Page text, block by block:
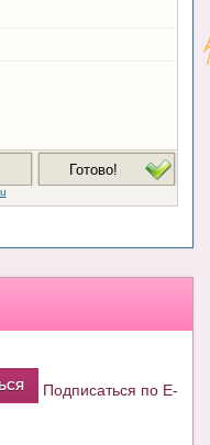
Подписаться по E-